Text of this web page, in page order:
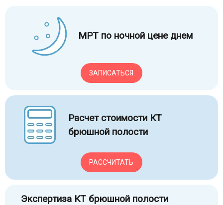
МРТ по ночной цене днем
ЗАПИСАТЬСЯ
Расчет стоимости КТ
брюшной полости
РАССЧИТАТЬ
Экспертиза КТ брюшной полости